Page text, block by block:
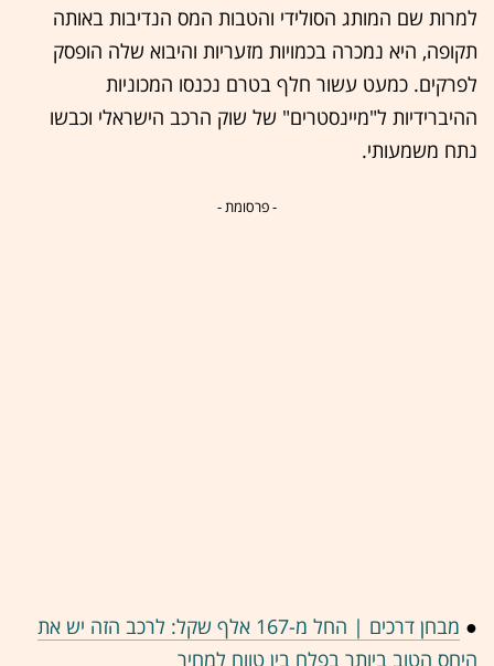
למרות שם המותג הסולידי והטבות המס הנדיבות באותה
תקופה, היא נמכרה בכמויות מזעריות והיבוא שלה הופסק
לפרקים. כמעט עשור חלף בטרם נכנסו המכוניות
ההיברידיות ל"מיינסטרים" של שוק הרכב הישראלי וכבשו
נתח משמעותי.
- פרסומת -
●
מבחן דרכים | החל מ-167 אלף שקל: לרכב הזה יש את
היחס הטוב ביותר בפלח בין טווח למחיר